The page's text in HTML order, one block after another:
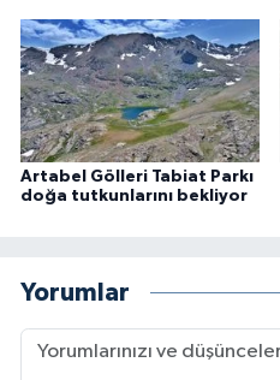
Artabel Gölleri Tabiat Parkı
doğa tutkunlarını bekliyor
Yorumlar